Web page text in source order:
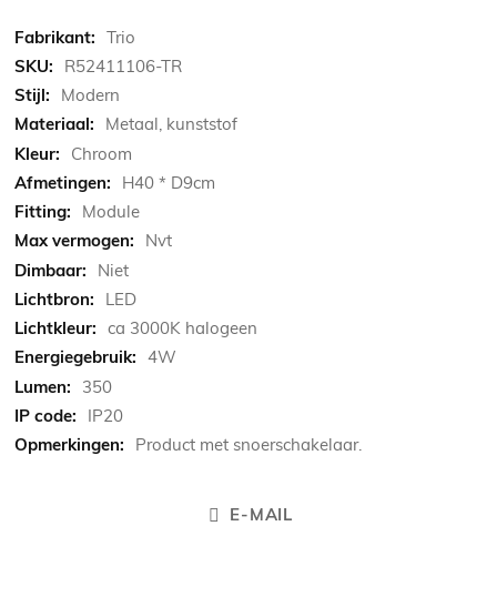
Meer
informatie
Trio
R52411106-TR
Modern
Metaal, kunststof
Chroom
H40 * D9cm
Module
Nvt
Niet
LED
ca 3000K halogeen
4W
350
IP20
Product met snoerschakelaar.
E-MAIL